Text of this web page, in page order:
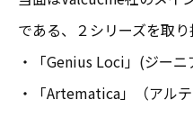
である、２シリーズを取り
・「Genius Loci」(ジー
・「Artematica」（アルテ